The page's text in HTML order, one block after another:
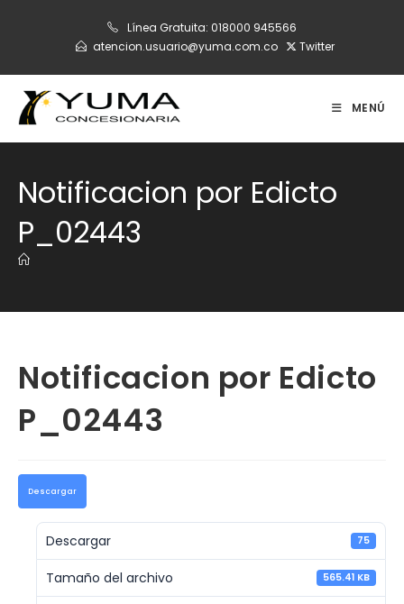
Línea Gratuita: 018000 945566
atencion.usuario@yuma.com.co
Twitter
MENÚ
Notificacion por Edicto
P_02443
Notificacion por Edicto
P_02443
Descargar
Descargar 75
Tamaño del archivo 565.41 KB